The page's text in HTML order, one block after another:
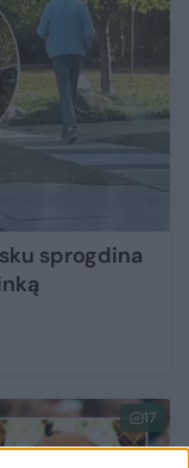
sprogdina
17